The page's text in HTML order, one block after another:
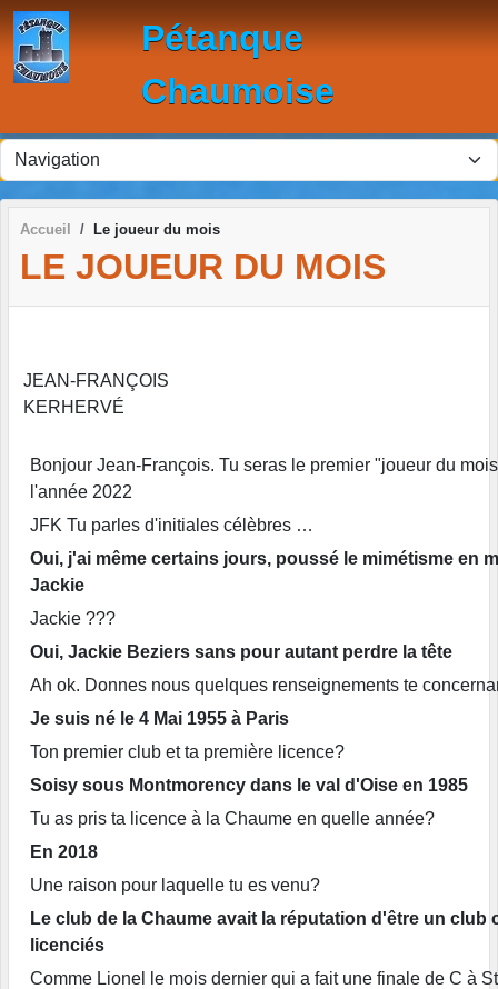
Pétanque
Chaumoise
Accueil Le joueur du mois
LE JOUEUR DU MOIS
JEAN-FRANÇOIS
KERHERVÉ
Bonjour Jean-François. Tu seras le premier "joueur du
l'année 2022
JFK Tu parles d'initiales célèbres …
Oui, j'ai même certains jours, poussé le mimétisme en
Jackie
Jackie ???
Oui, Jackie Beziers sans pour autant perdre la tête
Ah ok. Donnes nous quelques renseignements te
Je suis né le 4 Mai 1955 à Paris
Ton premier club et ta première licence?
Soisy sous Montmorency dans le val d'Oise en 1985
Tu as pris ta licence à la Chaume en quelle année?
En 2018
Une raison pour laquelle tu es venu?
Le club de la Chaume avait la réputation d'être un
licenciés
Comme Lionel le mois dernier qui a fait une finale de C à
Panneau de gestion des cookies